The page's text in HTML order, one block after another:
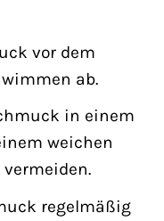
vor dem
ab.
in einem
weichen
regelmäßig